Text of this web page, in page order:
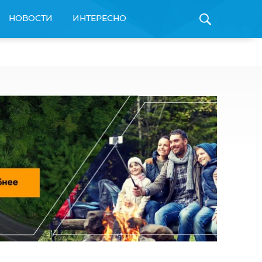
НОВОСТИ ИНТЕРЕСНО